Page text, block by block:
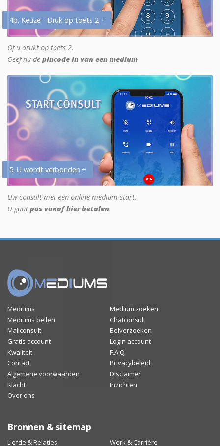
4b. Keuze - Druk op toets 2 +
Of u drukt op toets 2.
Geef nu de pincode in van een medium
5. U wordt verbonden +
Uw consult met een online medium start.
U gaat pas vanaf hier betalen.
Mediums
Medium zoeken
Mediums bellen
Chatconsult
Mailconsult
Belverzoeken
Gratis account
Login account
Kwaliteit
F.A.Q
Contact
Privacybeleid
Algemene voorwaarden
Disclaimer
Klacht
Inzichten
Over ons
Bronnen & sitemap
Liefde & Relaties Werk & Carrière